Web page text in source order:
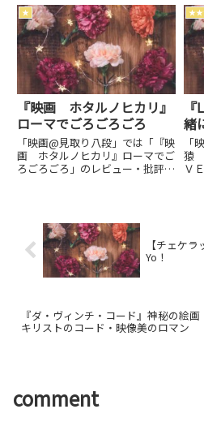
督: アンソニー・マラス キャ
スト: デヴ・パテル、アーミ
ー・ハマー、アヌパム・カー…
ま
感
★
『映画 ホタルノヒカリ』
ローマでごろごろごろ
「映画@見取り八段」では「『映
画 ホタルノヒカリ』ローマでご
ろごろごろ」のレビュー・批評・
緒
「
猿
Ｖ
【チェケ
Yo！
『ダ・ヴィンチ・コード』神秘の絵画
キリストのコード・映像美のロマン
comment